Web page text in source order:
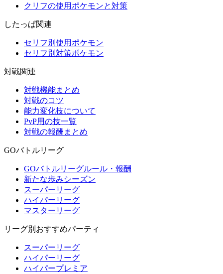
クリフの使用ポケモンと対策
したっぱ関連
セリフ別使用ポケモン
セリフ別対策ポケモン
対戦関連
対戦機能まとめ
対戦のコツ
能力変化技について
PvP用の技一覧
対戦の報酬まとめ
GOバトルリーグ
GOバトルリーグルール・報酬
新たな歩みシーズン
スーパーリーグ
ハイパーリーグ
マスターリーグ
リーグ別おすすめパーティ
スーパーリーグ
ハイパーリーグ
ハイパープレミア